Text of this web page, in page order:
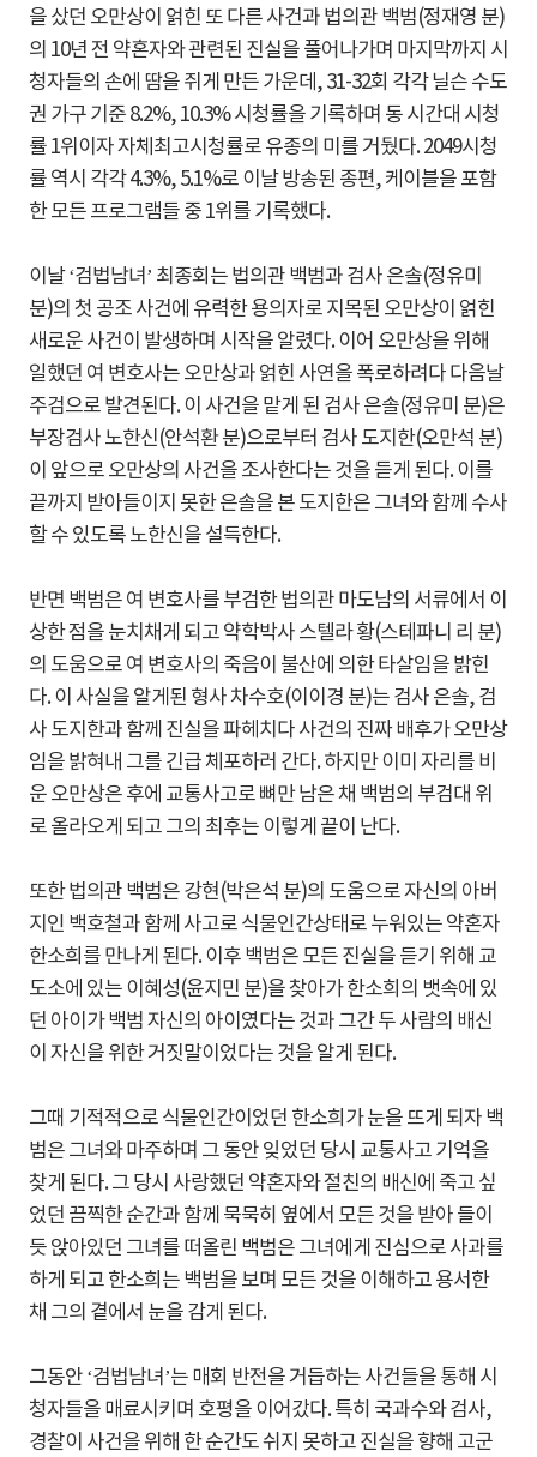
을 샀던 오만상이 얽힌 또 다른 사건과 법의관 백범(정재영 분)
의 10년 전 약혼자와 관련된 진실을 풀어나가며 마지막까지 시
청자들의 손에 땀을 쥐게 만든 가운데, 31-32회 각각 닐슨 수도
권 가구 기준 8.2%, 10.3% 시청률을 기록하며 동 시간대 시청
률 1위이자 자체최고시청률로 유종의 미를 거뒀다. 2049시청
률 역시 각각 4.3%, 5.1%로 이날 방송된 종편, 케이블을 포함
한 모든 프로그램들 중 1위를 기록했다.
이날 ‘검법남녀’ 최종회는 법의관 백범과 검사 은솔(정유미
분)의 첫 공조 사건에 유력한 용의자로 지목된 오만상이 얽힌
새로운 사건이 발생하며 시작을 알렸다. 이어 오만상을 위해
일했던 여 변호사는 오만상과 얽힌 사연을 폭로하려다 다음날
주검으로 발견된다. 이 사건을 맡게 된 검사 은솔(정유미 분)은
부장검사 노한신(안석환 분)으로부터 검사 도지한(오만석 분)
이 앞으로 오만상의 사건을 조사한다는 것을 듣게 된다. 이를
끝까지 받아들이지 못한 은솔을 본 도지한은 그녀와 함께 수사
할 수 있도록 노한신을 설득한다.
반면 백범은 여 변호사를 부검한 법의관 마도남의 서류에서 이
상한 점을 눈치채게 되고 약학박사 스텔라 황(스테파니 리 분)
의 도움으로 여 변호사의 죽음이 불산에 의한 타살임을 밝힌
다. 이 사실을 알게된 형사 차수호(이이경 분)는 검사 은솔, 검
사 도지한과 함께 진실을 파헤치다 사건의 진짜 배후가 오만상
임을 밝혀내 그를 긴급 체포하러 간다. 하지만 이미 자리를 비
운 오만상은 후에 교통사고로 뼈만 남은 채 백범의 부검대 위
로 올라오게 되고 그의 최후는 이렇게 끝이 난다.
또한 법의관 백범은 강현(박은석 분)의 도움으로 자신의 아버
지인 백호철과 함께 사고로 식물인간상태로 누워있는 약혼자
한소희를 만나게 된다. 이후 백범은 모든 진실을 듣기 위해 교
도소에 있는 이혜성(윤지민 분)을 찾아가 한소희의 뱃속에 있
던 아이가 백범 자신의 아이였다는 것과 그간 두 사람의 배신
이 자신을 위한 거짓말이었다는 것을 알게 된다.
그때 기적적으로 식물인간이었던 한소희가 눈을 뜨게 되자 백
범은 그녀와 마주하며 그 동안 잊었던 당시 교통사고 기억을
찾게 된다. 그 당시 사랑했던 약혼자와 절친의 배신에 죽고 싶
었던 끔찍한 순간과 함께 묵묵히 옆에서 모든 것을 받아 들이
듯 앉아있던 그녀를 떠올린 백범은 그녀에게 진심으로 사과를
하게 되고 한소희는 백범을 보며 모든 것을 이해하고 용서한
채 그의 곁에서 눈을 감게 된다.
그동안 ‘검법남녀’는 매회 반전을 거듭하는 사건들을 통해 시
청자들을 매료시키며 호평을 이어갔다. 특히 국과수와 검사,
경찰이 사건을 위해 한 순간도 쉬지 못하고 진실을 향해 고군